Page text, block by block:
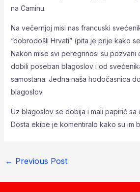
na Caminu.
Na večernjoj misi nas francuski
“dobrodošli Hrvati” (pita je prije kako
Nakon mise svi peregrinosi su pozvani
dobili poseban blagoslov i od
samostana. Jedna naša hodočasnica
blagoslov.
Uz blagoslov se dobija i mali papirić sa
Dosta ekipe je komentiralo kako su im
← Previous Post